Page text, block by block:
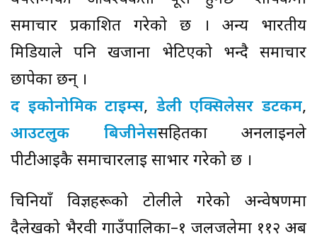
समाचार प्रकाशित गरेको छ । अन्य भारतीय
मिडियाले पनि खजाना भेटिएको भन्दै समाचार
छापेका छन् ।
द इकोनोमिक टाइम्स, डेली एक्सिलेसर डटकम,
आउटलुक बिजीनेससहितका अनलाइनले
पीटीआईकै समाचारलाई साभार गरेको छ ।
चिनियाँ विज्ञहरूको टोलीले गरेको अन्वेषणमा
दैलेखको भैरवी गाउँपालिका–१ जलजलेमा ११२ अर्ब